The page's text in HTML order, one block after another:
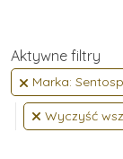
Aktywne filtry
Marka:
Wyczyść